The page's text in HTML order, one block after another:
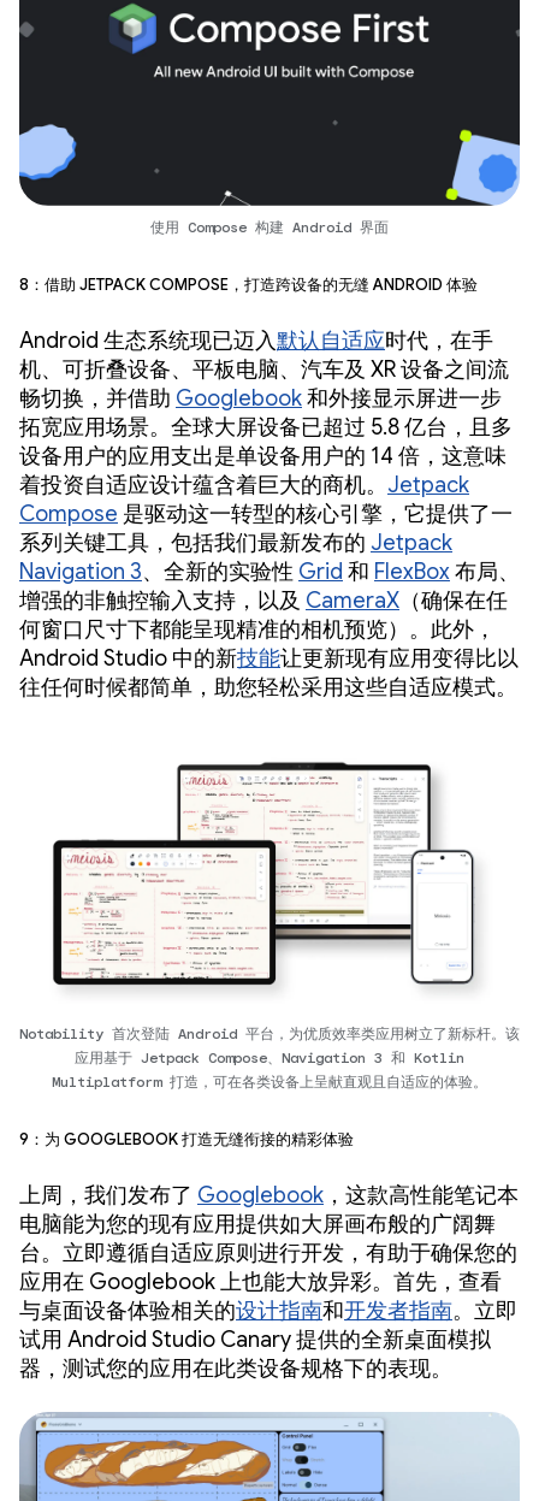
使用 Compose 构建 Android 界面
8：借助 Jetpack Compose，打造跨设备的无缝 Android 体验
Android 生态系统现已迈入默认自适应时代，在手
机、可折叠设备、平板电脑、汽车及 XR 设备之间流
畅切换，并借助 Googlebook和外接显示屏进一步
拓宽应用场景。全球大屏设备已超过 5.8 亿台，且多
设备用户的应用支出是单设备用户的 14 倍，这意味
着投资自适应设计蕴含着巨大的商机。 Jetpack
Compose 是驱动这一转型的核心引擎，它提供了一
系列关键工具，包括我们最新发布的 Jetpack
Navigation 3、全新的实验性 Grid 和 FlexBox布局、
增强的非触控输入支持，以及 CameraX （确保在任
何窗口尺寸下都能呈现精准的相机预览）。此外，
Android Studio 中的新技能让更新现有应用变得比以
往任何时候都简单，助您轻松采用这些自适应模式。
Notability 首次登陆 Android 平台，为优质效率类应用树立了新标杆。该
应用基于 Jetpack Compose、Navigation 3 和 Kotlin
Multiplatform 打造，可在各类设备上呈献直观且自适应的体验。
9：为 Googlebook 打造无缝衔接的精彩体验
上周，我们发布了 Googlebook ，这款高性能笔记本
电脑能为您的现有应用提供如大屏画布般的广阔舞
台。立即遵循自适应原则进行开发，有助于确保您的
应用在 Googlebook 上也能大放异彩。首先，查看
与桌面设备体验相关的设计指南和开发者指南。立即
试用 Android Studio Canary 提供的全新桌面模拟
器，测试您的应用在此类设备规格下的表现。